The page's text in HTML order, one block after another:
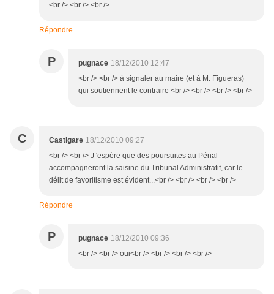
<br /> <br /> <br />
Répondre
P pugnace 18/12/2010 12:47
<br /> <br /> à signaler au maire (et à M. Figueras)
qui soutiennent le contraire <br /> <br /> <br /> <br />
C Castigare 18/12/2010 09:27
<br /> <br /> J 'espère que des poursuites au Pénal
accompagneront la saisine du Tribunal Administratif, car le
délit de favoritisme est évident...<br /> <br /> <br /> <br />
Répondre
P pugnace 18/12/2010 09:36
<br /> <br /> oui<br /> <br /> <br /> <br />